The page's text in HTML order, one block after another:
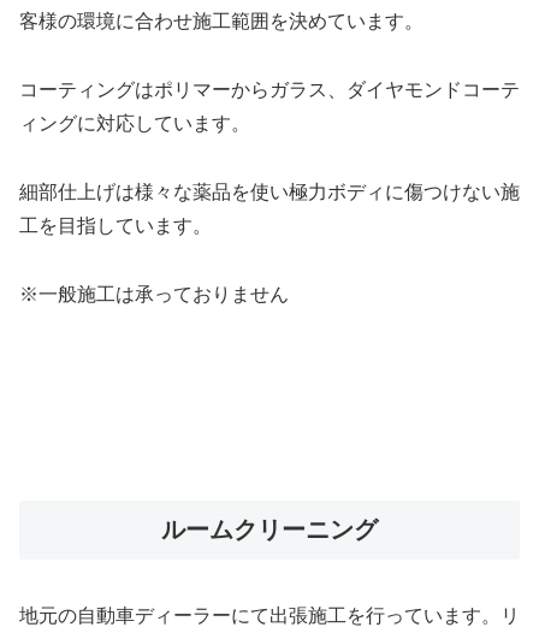
客様の環境に合わせ施工範囲を決めています。
コーティングはポリマーからガラス、ダイヤモンドコーテ
ィングに対応しています。
細部仕上げは様々な薬品を使い極力ボディに傷つけない施
工を目指しています。
※一般施工は承っておりません
ルームクリーニング
地元の自動車ディーラーにて出張施工を行っています。リ